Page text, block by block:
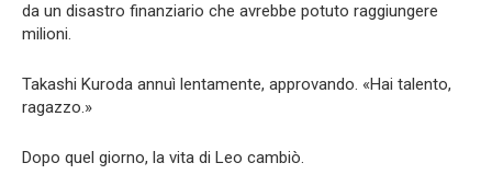
da un disastro finanziario che avrebbe potuto raggiungere
milioni.
Takashi Kuroda annuì lentamente, approvando. «Hai talento,
ragazzo.»
Dopo quel giorno, la vita di Leo cambiò.